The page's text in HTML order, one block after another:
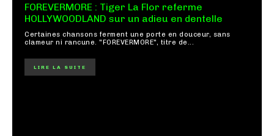
FOREVERMORE : Tiger La Flor referme
HOLLYWOODLAND sur un adieu en dentelle
Certaines chansons ferment une porte en douceur, sans
clameur ni rancune. "FOREVERMORE", titre de...
LIRE LA SUITE